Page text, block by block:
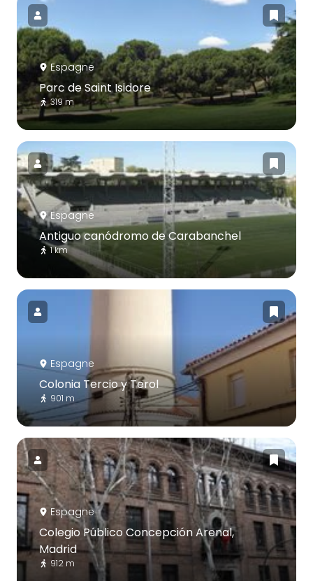
Espagne
Parc de Saint Isidore
319 m
Espagne
Antiguo canódromo de Carabanchel
1 km
Espagne
Colonia Tercio y Terol
901 m
Espagne
Colegio Público Concepción Arenal,
Madrid
912 m